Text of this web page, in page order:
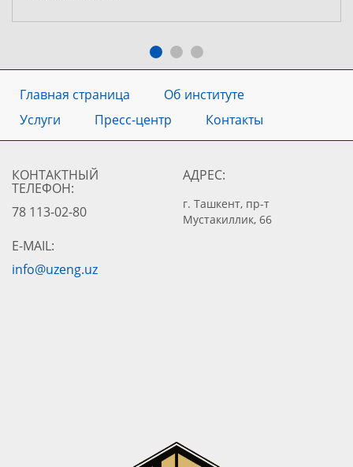
Главная страница
Об институте
Услуги
Пресс-центр Контакты
КОНТАКТНЫЙ
ТЕЛЕФОН:
78 113-02-80
АДРЕС:
г. Ташкент, пр-т
Мустакиллик, 66
E-MAIL:
info@uzeng.uz